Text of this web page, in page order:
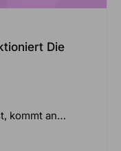
Die
kommt an…